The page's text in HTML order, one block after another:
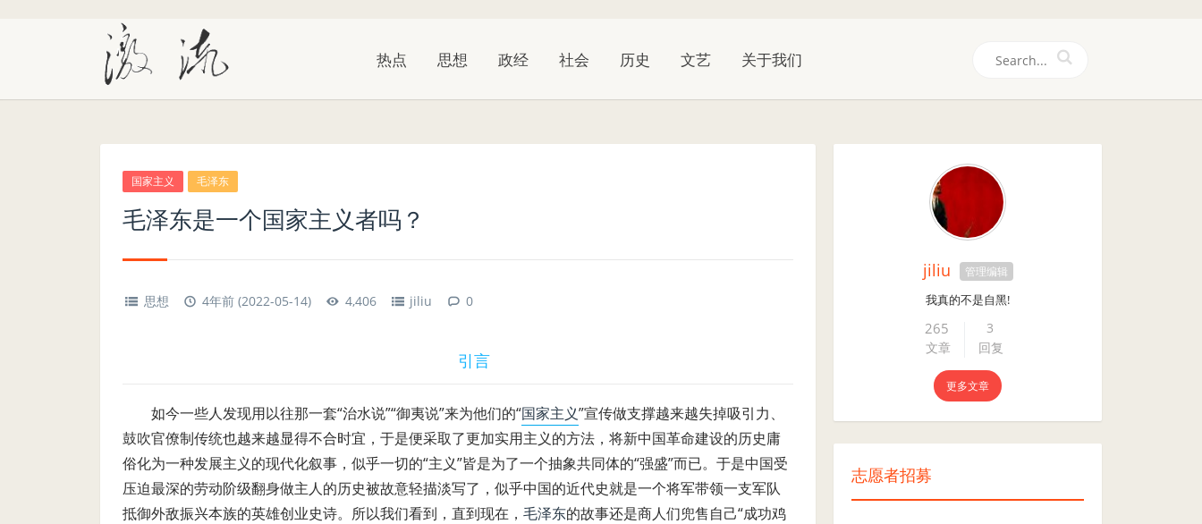
热点 思想 政经 社会 历史 文艺 关于我们
国家主义 毛泽东
毛泽东是一个国家主义者吗？
思想 4年前 (2022-05-14) 4,406 jiliu 0
引言
如今一些人发现用以往那一套“治水说”“御夷说”来为他们的“国家主义”宣传做支撑越来越失掉吸引力、
鼓吹官僚制传统也越来越显得不合时宜，于是便采取了更加实用主义的方法，将新中国革命建设的历史庸
俗化为一种发展主义的现代化叙事，似乎一切的“主义”皆是为了一个抽象共同体的“强盛”而已。于是中国受
压迫最深的劳动阶级翻身做主人的历史被故意轻描淡写了，似乎中国的近代史就是一个将军带领一支军队
抵御外敌振兴本族的英雄创业史诗。所以我们看到，直到现在， 毛泽东的故事还是商人们兜售自己“成功鸡
jiliu 管理编辑
我真的不是自黑!
265
文章
3
回复
更多文章
志愿者招募